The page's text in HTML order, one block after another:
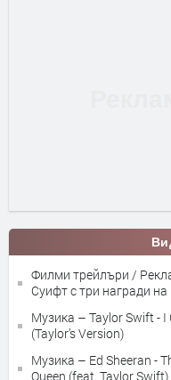
Филми трейлъри /
Суифт с три награди на
Музика – Taylor Swift - I
(Taylor’s Version)
Музика – Ed Sheeran -
Queen (feat. Taylor Swift)